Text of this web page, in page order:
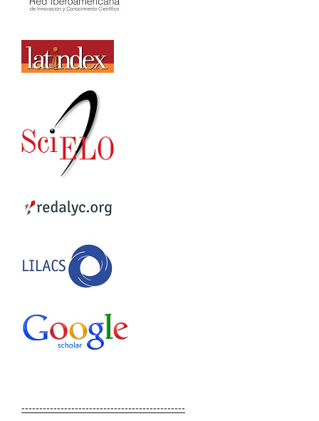
----------------------------------------------